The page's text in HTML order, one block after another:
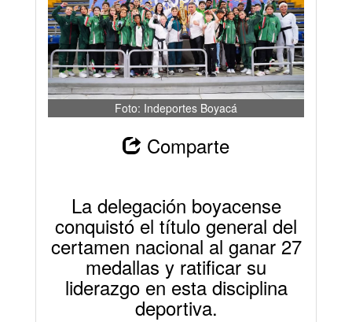
Foto: Indeportes Boyacá
Comparte
La delegación boyacense
conquistó el título general del
certamen nacional al ganar 27
medallas y ratificar su
liderazgo en esta disciplina
deportiva.